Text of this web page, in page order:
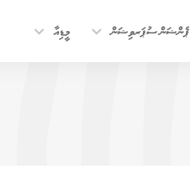
ޕެންޝަން ސުޕަރވިޝަން މީޑިއާ